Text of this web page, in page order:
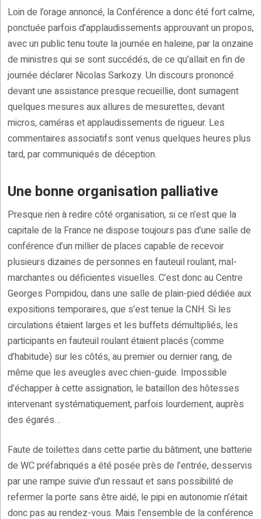
Loin de l’orage annoncé, la Conférence a donc été fort calme,
ponctuée parfois d’applaudissements approuvant un propos,
avec un public tenu toute la journée en haleine, par la onzaine
de ministres qui se sont succédés, de ce qu’allait en fin de
journée déclarer Nicolas Sarkozy. Un discours prononcé
devant une assistance presque recueillie, dont surnagent
quelques mesures aux allures de mesurettes, devant
micros, caméras et applaudissements de rigueur. Les
commentaires associatifs sont venus quelques heures plus
tard, par communiqués de déception.
Une bonne organisation palliative
Presque rien à redire côté organisation, si ce n’est que la
capitale de la France ne dispose toujours pas d’une salle de
conférence d’un millier de places capable de recevoir
plusieurs dizaines de personnes en fauteuil roulant, mal-
marchantes ou déficientes visuelles. C’est donc au Centre
Georges Pompidou, dans une salle de plain-pied dédiée aux
expositions temporaires, que s’est tenue la CNH. Si les
circulations étaient larges et les buffets démultipliés, les
participants en fauteuil roulant étaient placés (comme
d’habitude) sur les côtés, au premier ou dernier rang, de
même que les aveugles avec chien-guide. Impossible
d’échapper à cette assignation, le bataillon des hôtesses
intervenant systématiquement, parfois lourdement, auprès
des égarés…
Faute de toilettes dans cette partie du bâtiment, une batterie
de WC préfabriqués a été posée près de l’entrée, desservis
par une rampe suivie d’un ressaut et sans possibilité de
refermer la porte sans être aidé, le pipi en autonomie n’était
donc pas au rendez-vous. Mais l’ensemble de la conférence